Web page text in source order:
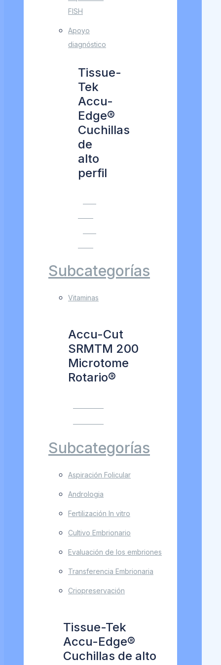
FISH
Apoyo
diagnóstico
Tissue-
Tek
Accu-
Edge®
Cuchillas
de
alto
perfil
Subcategorías
Vitaminas
Accu-Cut
SRMTM 200
Microtome
Rotario®
Subcategorías
Aspiración Folicular
Andrologia
Fertilización In vitro
Cultivo Embrionario
Evaluación de los embriones
Transferencia Embrionaria
Criopreservación
Tissue-Tek
Accu-Edge®
Cuchillas de alto